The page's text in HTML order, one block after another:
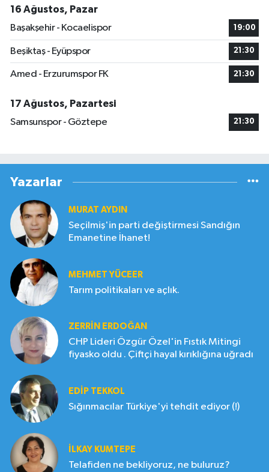
16 Ağustos, Pazar
Başakşehir - Kocaelispor
19:00
Beşiktaş - Eyüpspor 21:30
Amed - Erzurumspor FK 21:30
17 Ağustos, Pazartesi
Samsunspor - Göztepe
21:30
Yazarlar
MURAT AYDIN
Seçilmiş'in parti değiştirmesi Sandığın
Emanetine İhanet!
MEHMET YÜCEER
Tarım politikaları ve açlık.
ZERRIN ERDOĞAN
CHP Lideri Özgür Özel'in Fıstık Mitingi
fiyasko oldu . Çiftçi hayal kırıklığına uğradı
EDIP TEKKOL
Sığınmacılar Türkiye'yi tehdit ediyor (!)
İLKAY KUMTEPE
Telafiden ne bekliyoruz, ne buluruz?